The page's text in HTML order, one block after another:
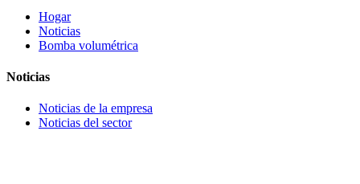
Hogar
Noticias
Bomba volumétrica
Noticias
Noticias de la empresa
Noticias del sector